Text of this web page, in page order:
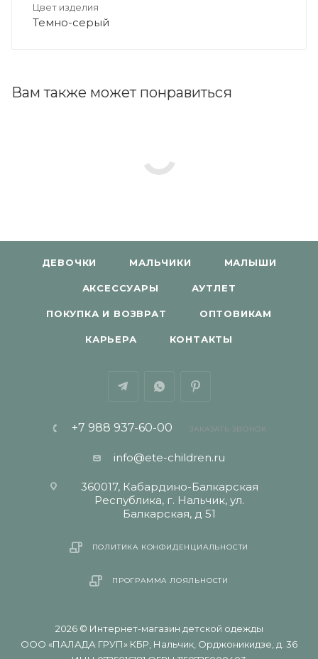
Цвет изделия
Темно-серый
Вам также может понравиться
ДЕВОЧКИ МАЛЬЧИКИ МАЛЫШИ
АКСЕССУАРЫ АУТЛЕТ
ПОКУПКА И ВОЗВРАТ ОПТОВИКАМ
КАРЬЕРА КОНТАКТЫ
+7 988 937-60-00 ЗАКАЗАТЬ ЗВОНОК
info@ete-children.ru
360017, Кабардино-Балкарская
Республика, г. Нальчик, ул.
Балкарская, д 51
ПОЛИТИКА КОНФИДЕНЦИАЛЬНОСТИ
ПРОГРАММА ЛОЯЛЬНОСТИ
2026 © Интернет-магазин детской одежды
ООО «ПАЛАДА ГРУП» КБР, Нальчик, Орджоникидзе, д. 36